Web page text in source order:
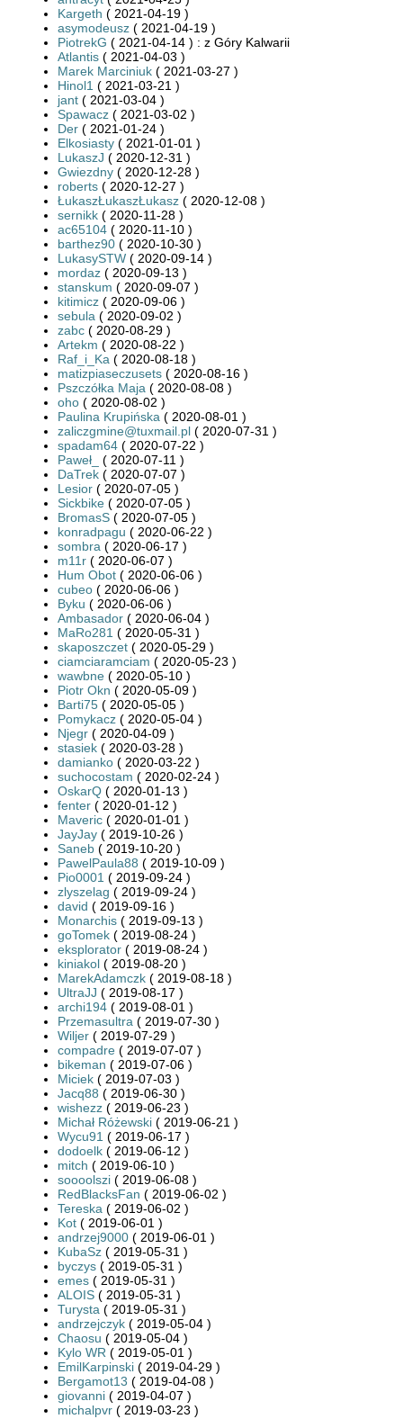
Kargeth ( 2021-04-19 )
asymodeusz ( 2021-04-19 )
PiotrekG ( 2021-04-14 ) : z Góry Kalwarii
Atlantis ( 2021-04-03 )
Marek Marciniuk ( 2021-03-27 )
Hinol1 ( 2021-03-21 )
jant ( 2021-03-04 )
Spawacz ( 2021-03-02 )
Der ( 2021-01-24 )
Elkosiasty ( 2021-01-01 )
LukaszJ ( 2020-12-31 )
Gwiezdny ( 2020-12-28 )
roberts ( 2020-12-27 )
ŁukaszŁukaszŁukasz ( 2020-12-08 )
sernikk ( 2020-11-28 )
ac65104 ( 2020-11-10 )
barthez90 ( 2020-10-30 )
LukasySTW ( 2020-09-14 )
mordaz ( 2020-09-13 )
stanskum ( 2020-09-07 )
kitimicz ( 2020-09-06 )
sebula ( 2020-09-02 )
zabc ( 2020-08-29 )
Artekm ( 2020-08-22 )
Raf_i_Ka ( 2020-08-18 )
matizpiaseczusets ( 2020-08-16 )
Pszczółka Maja ( 2020-08-08 )
oho ( 2020-08-02 )
Paulina Krupińska ( 2020-08-01 )
zaliczgmine@tuxmail.pl ( 2020-07-31 )
spadam64 ( 2020-07-22 )
Paweł_
( 2020-07-11 )
DaTrek ( 2020-07-07 )
Lesior ( 2020-07-05 )
Sickbike ( 2020-07-05 )
BromasS ( 2020-07-05 )
konradpagu ( 2020-06-22 )
sombra ( 2020-06-17 )
m11r ( 2020-06-07 )
Hum Obot ( 2020-06-06 )
cubeo ( 2020-06-06 )
Byku ( 2020-06-06 )
Ambasador ( 2020-06-04 )
MaRo281 ( 2020-05-31 )
skaposzczet ( 2020-05-29 )
ciamciaramciam ( 2020-05-23 )
wawbne ( 2020-05-10 )
Piotr Okn ( 2020-05-09 )
Barti75 ( 2020-05-05 )
Pomykacz ( 2020-05-04 )
Njegr ( 2020-04-09 )
stasiek ( 2020-03-28 )
damianko ( 2020-03-22 )
suchocostam ( 2020-02-24 )
OskarQ ( 2020-01-13 )
fenter ( 2020-01-12 )
Maveric ( 2020-01-01 )
JayJay ( 2019-10-26 )
Saneb ( 2019-10-20 )
PawelPaula88 ( 2019-10-09 )
Pio0001 ( 2019-09-24 )
zlyszelag ( 2019-09-24 )
david ( 2019-09-16 )
Monarchis ( 2019-09-13 )
goTomek ( 2019-08-24 )
eksplorator ( 2019-08-24 )
kiniakol ( 2019-08-20 )
MarekAdamczk ( 2019-08-18 )
UltraJJ ( 2019-08-17 )
archi194 ( 2019-08-01 )
Przemasultra ( 2019-07-30 )
Wiljer ( 2019-07-29 )
compadre ( 2019-07-07 )
bikeman ( 2019-07-06 )
Miciek ( 2019-07-03 )
Jacq88 ( 2019-06-30 )
wishezz ( 2019-06-23 )
Michał Różewski ( 2019-06-21 )
Wycu91 ( 2019-06-17 )
dodoelk ( 2019-06-12 )
mitch ( 2019-06-10 )
soooolszi ( 2019-06-08 )
RedBlacksFan ( 2019-06-02 )
Tereska ( 2019-06-02 )
Kot ( 2019-06-01 )
andrzej9000 ( 2019-06-01 )
KubaSz ( 2019-05-31 )
byczys ( 2019-05-31 )
emes ( 2019-05-31 )
ALOIS ( 2019-05-31 )
Turysta ( 2019-05-31 )
andrzejczyk ( 2019-05-04 )
Chaosu ( 2019-05-04 )
Kylo WR ( 2019-05-01 )
EmilKarpinski ( 2019-04-29 )
Bergamot13 ( 2019-04-08 )
giovanni ( 2019-04-07 )
michalpvr ( 2019-03-23 )